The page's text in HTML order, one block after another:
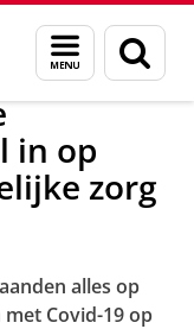
Menu
en
zoeken
in op
zorg
alles op
Covid-19 op